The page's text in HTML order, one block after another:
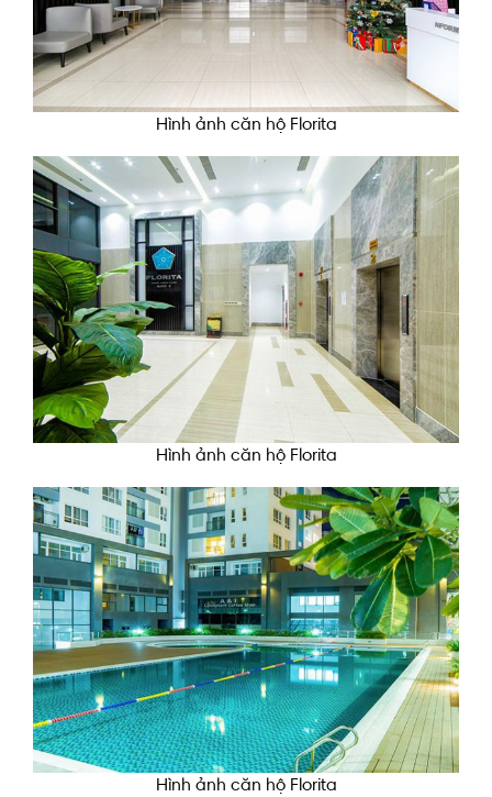
Hình ảnh căn hộ Florita
Hình ảnh căn hộ Florita
Hình ảnh căn hộ Florita